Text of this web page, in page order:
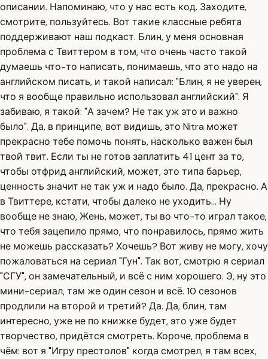
описании. Напоминаю, что у нас есть код. Заходите,
смотрите, пользуйтесь. Вот такие классные ребята
поддерживают наш подкаст. Блин, у меня основная
проблема с Твиттером в том, что очень часто такой
думаешь что-то написать, понимаешь, что это надо на
английском писать, и такой написал: "Блин, я не уверен,
что я вообще правильно использовал английский". Я
забиваю, я такой: "А зачем? Не так уж это и важно
было". Да, в принципе, вот видишь, это Nitra может
прекрасно тебе помочь понять, насколько важен был
твой твит. Если ты не готов заплатить 41 цент за то,
чтобы отфрид английский, может, это типа барьер,
ценность значит не так уж и надо было. Да, прекрасно. А
в Твиттере, кстати, чтобы далеко не уходить... Ну
вообще не знаю, Жень, может, ты во что-то играл такое,
что тебя зацепило прямо, что понравилось, прямо жить
не можешь рассказать? Хочешь? Вот живу не могу, хочу
пожаловаться на сериал "Гун". Так вот, смотрю я сериал
"СГУ", он замечательный, и всё с ним хорошего. Э, ну это
мини-сериал, там же один сезон и всё. 10 сезонов
продлили на второй и третий? Да. Да, блин, там
интересно, уже не по книжке будет, это уже будет
творчество, придётся смотреть. Короче, проблема в
чём: вот я "Игру престолов" когда смотрел, я там всех,